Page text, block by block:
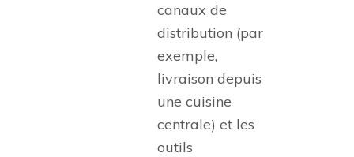
canaux de
distribution (par
exemple,
livraison depuis
une cuisine
centrale) et les
outils